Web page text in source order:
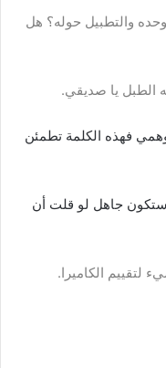
والتطبيل حوله؟ هل
الطبل يا صديقي.
فهذه الكلمة تطمئن
جاهل لو قلت أن
لتقييم الكاميرا.